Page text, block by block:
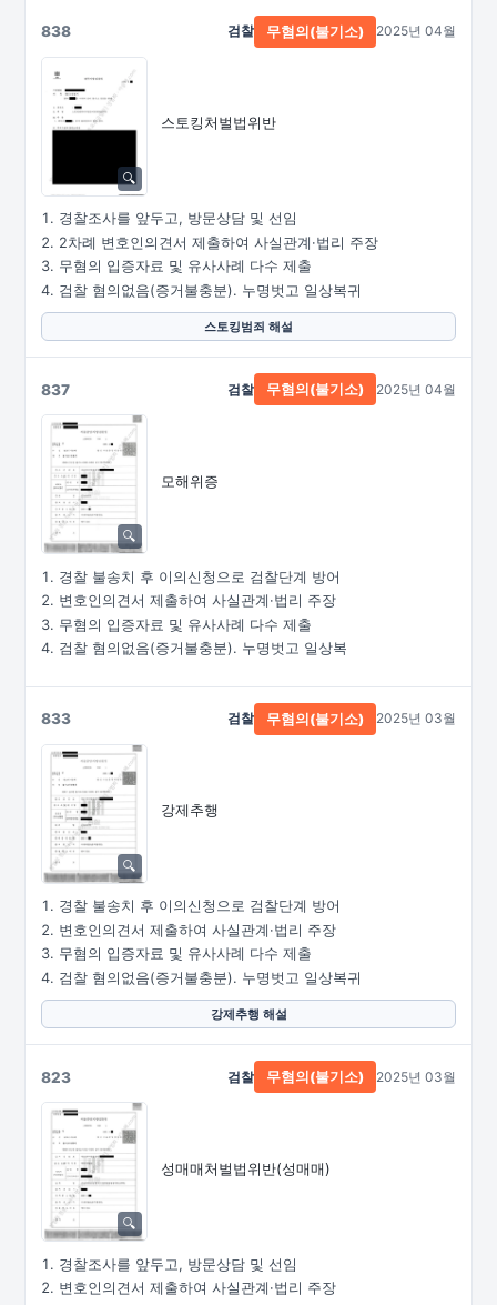
838
스토킹처벌법위반
검찰 무혐의(불기소) 2025년 04월
경찰조사를 앞두고, 방문상담 및 선임
2차례 변호인의견서 제출하여 사실관계·법리 주장
무혐의 입증자료 및 유사사례 다수 제출
검찰 혐의없음(증거불충분). 누명벗고 일상복귀
스토킹범죄 해설
837
모해위증
검찰 무혐의(불기소) 2025년 04월
경찰 불송치 후 이의신청으로 검찰단계 방어
변호인의견서 제출하여 사실관계·법리 주장
무혐의 입증자료 및 유사사례 다수 제출
검찰 혐의없음(증거불충분). 누명벗고 일상복
833
강제추행
검찰 무혐의(불기소) 2025년 03월
경찰 불송치 후 이의신청으로 검찰단계 방어
변호인의견서 제출하여 사실관계·법리 주장
무혐의 입증자료 및 유사사례 다수 제출
검찰 혐의없음(증거불충분). 누명벗고 일상복귀
강제추행 해설
823
성매매처벌법위반(성매매)
검찰 무혐의(불기소) 2025년 03월
경찰조사를 앞두고, 방문상담 및 선임
변호인의견서 제출하여 사실관계·법리 주장